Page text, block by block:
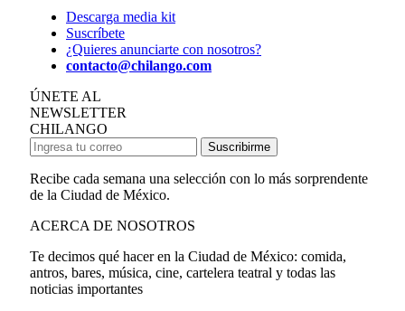
Descarga media kit
Suscríbete
¿Quieres anunciarte con nosotros?
contacto@chilango.com
ÚNETE AL
NEWSLETTER
CHILANGO
Suscribirme
Recibe cada semana una selección con lo más sorprendente
de la Ciudad de México.
ACERCA DE NOSOTROS
Te decimos qué hacer en la Ciudad de México: comida,
antros, bares, música, cine, cartelera teatral y todas las
noticias importantes